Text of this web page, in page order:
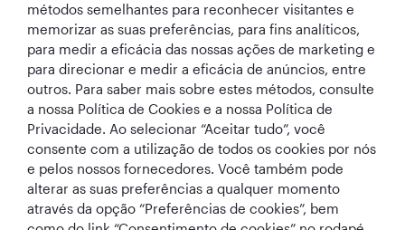
World's Best
Airline
Melhor Classe
Executiva do
Mundo
Melhor Lounge
de Classe
Executiva do
A Melhor
Companhia Aérea
no Oriente Médio
métodos semelhantes para reconhecer visitantes e
memorizar as suas preferências, para fins analíticos,
para medir a eficácia das nossas ações de marketing e
para direcionar e medir a eficácia de anúncios, entre
outros. Para saber mais sobre estes métodos, consulte
a nossa Política de Cookies e a nossa Política de
Privacidade. Ao selecionar “Aceitar tudo”, você
consente com a utilização de todos os cookies por nós
e pelos nossos fornecedores. Você também pode
alterar as suas preferências a qualquer momento
através da opção “Preferências de cookies”, bem